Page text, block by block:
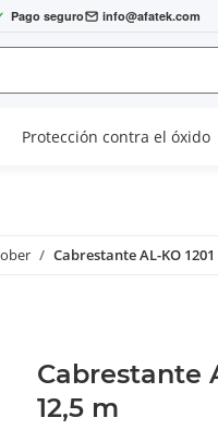
Pago seguro info@afatek.com
Protección contra el óxido
Cabrestante AL-KO
Cabrestante
12,5 m